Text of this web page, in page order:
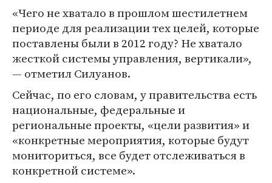
«Чего не хватало в прошлом шестилетнем
периоде для реализации тех целей, которые
поставлены были в 2012 году? Не хватало
жесткой системы управления, вертикали»,
— отметил Силуанов.
Сейчас, по его словам, у правительства есть
национальные, федеральные и
региональные проекты, «цели развития» и
«конкретные мероприятия, которые будут
мониториться, все будет отслеживаться в
конкретной системе».